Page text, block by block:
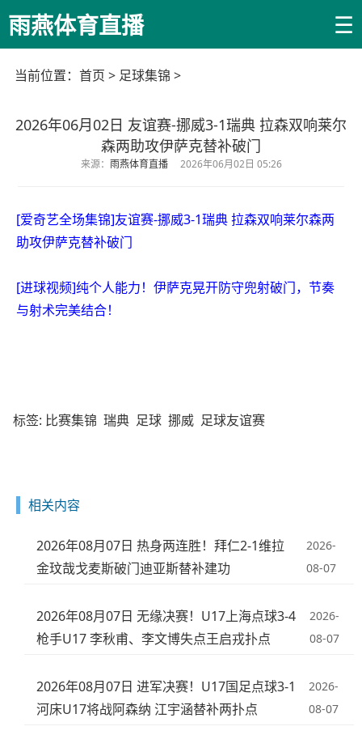
雨燕体育直播 ☰
当前位置： 首页 > 足球集锦 >
2026年06月02日 友谊赛-挪威3-1瑞典 拉森双响莱尔
森两助攻伊萨克替补破门
来源： 雨燕体育直播 2026年06月02日 05:26
[爱奇艺全场集锦]友谊赛-挪威3-1瑞典 拉森双响莱尔森两
助攻伊萨克替补破门
[进球视频]纯个人能力！伊萨克晃开防守兜射破门，节奏
与射术完美结合！
标签: 比赛集锦 瑞典 足球 挪威 足球友谊赛
相关内容
2026年08月07日 热身两连胜！拜仁2-1维拉
金玟哉戈麦斯破门迪亚斯替补建功
2026-
08-07
2026年08月07日 无缘决赛！U17上海点球3-4
枪手U17 李秋甫、李文博失点王启戎扑点
2026-
08-07
2026年08月07日 进军决赛！U17国足点球3-1
河床U17将战阿森纳 江宇涵替补两扑点
2026-
08-07